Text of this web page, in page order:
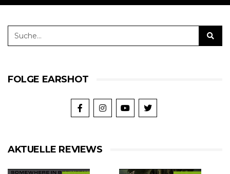
FOLGE EARSHOT
AKTUELLE REVIEWS